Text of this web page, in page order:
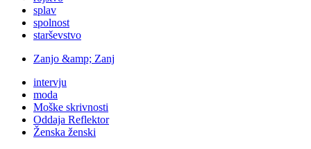
splav
spolnost
starševstvo
Zanjo &amp; Zanj
intervju
moda
Moške skrivnosti
Oddaja Reflektor
Ženska ženski